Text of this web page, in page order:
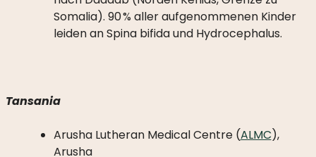
Somalia). 90 % aller aufgenommenen Kinder
leiden an Spina bifida und Hydrocephalus.
Tansania
Arusha Lutheran Medical Centre (ALMC),
Arusha